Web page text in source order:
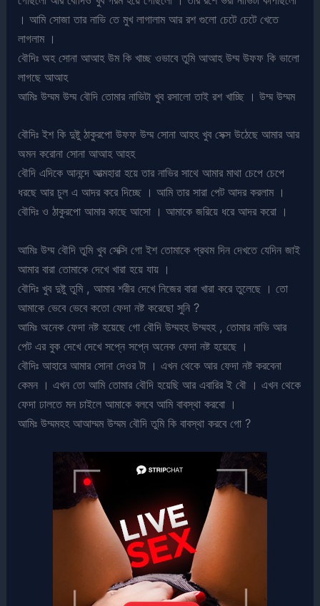
। আমি সোজা তার নাভি তে মুখ লাগালাম আর রশ গুলো চেটে চেটে খেতে
লাগলাম ।
বৌদিঃ অহ সোনা আআহ উম কি খাচ্ছ ওভাবে তুমি আআহ উম্ম উফফ কি ভালো
লাগছে আআহ
আমিঃ উম্মম উম্ম বৌদি তোমার নাভিটা খুব রসালো তাই রশ খাচ্ছি । উম্ম উম্মম
বৌদিঃ ইশ কি দুষ্টু ঠাকুরপো উফফ উম্ম সোনা আহহ খুব সেক্স উঠেছে আমার আর
অমন করোনা সোনা আআহ আহহ
বৌদি এদিকে আনন্দে আত্মহারা হয়ে তার নাভির সাথে আমার মাথা চেপে চেপে
ধরছে আর চুল এ আদর করে দিচ্ছে । আমি তার সারা পেট আদর করলাম ।
বৌদিঃ ও ঠাকুরপো আমার কাছে আসো । আমাকে জরিয়ে ধরে আদর করো ।
আমিঃ উম্ম বৌদি তুমি খুব সেক্সি গো ইশ তোমাকে প্রথম দিন দেখতে যেদিন জাই
আমার বারা তোমাকে দেখে খারা হয়ে যায় ।
বৌদিঃ খুব দুষ্টু তুমি , আমার শরীর দেখে নিজের বারা খারা করে তুলেছে । তো
আমাকে ভেবে ভেবে কতো ফেদা নষ্ট করেছো সুনি ?
আমিঃ অনেক ফেদা নষ্ট হয়েছে গো বৌদি উম্মহহ উম্মহহ , তোমার নাভি আর
পেট এর বুক দেখে দেখে সপ্নে সপ্নে অনেক ফেদা নষ্ট হয়েছে ।
বৌদিঃ আহারে আমার সোনা দেওর টা । এখন থেকে আর ফেদা নষ্ট করবেনা
কেমন । এখন তো আমি তোমার বৌদি হয়েছি আর এবারির ই বৌ । এখন থেকে
ফেদা ঢালতে মন চাইলে আমাকে বলবে আমি বাবস্থা করবো ।
আমিঃ উম্মমহহ আআম্মম উম্মম বৌদি তুমি কি বাবস্থা করবে গো ?